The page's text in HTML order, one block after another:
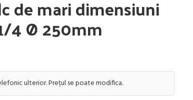
de mari dimensiuni
4 Ø 250mm
ulterior. Prețul se poate modifica.